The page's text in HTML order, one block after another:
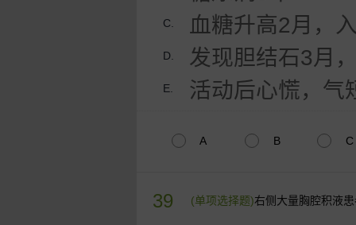
C. 血糖升高2月，
D. 发现胆结石3月
E. 活动后心慌，气
A B C
39 (单项选择题)右侧大量胸腔积液